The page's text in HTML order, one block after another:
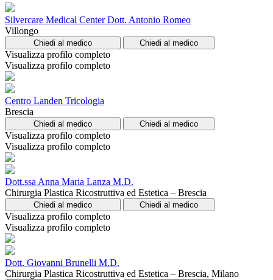
Silvercare Medical Center Dott. Antonio Romeo
Villongo
Chiedi al medico Chiedi al medico
Visualizza profilo completo
Visualizza profilo completo
Centro Landen Tricologia
Brescia
Chiedi al medico Chiedi al medico
Visualizza profilo completo
Visualizza profilo completo
Dott.ssa Anna Maria Lanza M.D.
Chirurgia Plastica Ricostruttiva ed Estetica – Brescia
Chiedi al medico Chiedi al medico
Visualizza profilo completo
Visualizza profilo completo
Dott. Giovanni Brunelli M.D.
Chirurgia Plastica Ricostruttiva ed Estetica – Brescia, Milano